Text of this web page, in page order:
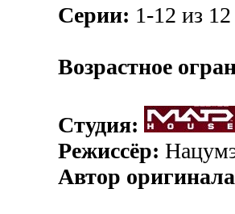
Серии: 1-12 из
Возрастное
Студия:
Режиссёр:
Автор